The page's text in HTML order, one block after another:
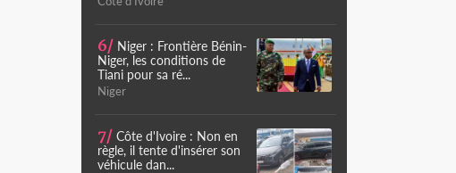
6/ Niger : Frontière Bénin-
Niger, les conditions de
Tiani pour sa ré...
Niger
7/ Côte d'Ivoire : Non en
règle, il tente d'insérer son
véhicule dan...